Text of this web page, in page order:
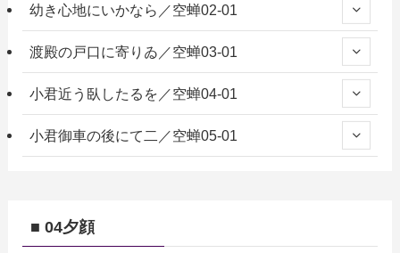
幼き心地にいかなら／空蝉02-01
渡殿の戸口に寄りゐ／空蝉03-01
小君近う臥したるを／空蝉04-01
小君御車の後にて二／空蝉05-01
■ 04夕顔